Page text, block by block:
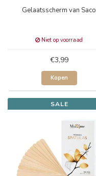
Gelaatsscherm van Saco
Niet op voorraad
€3,99
Kopen
SALE